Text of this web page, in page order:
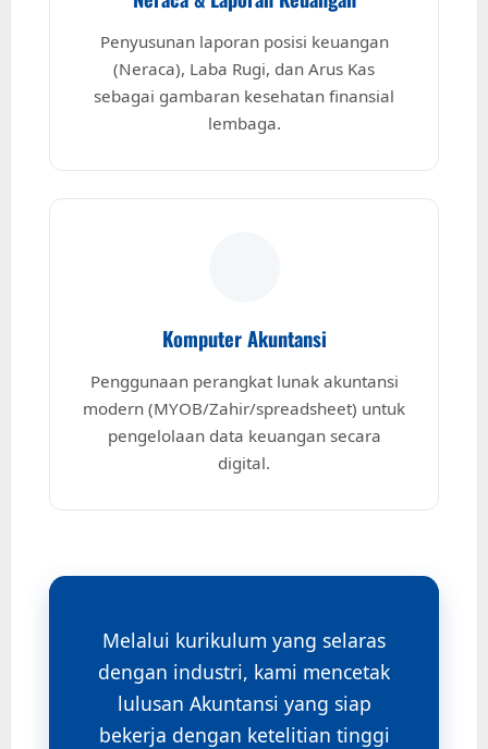
Penyusunan laporan posisi keuangan
(Neraca), Laba Rugi, dan Arus Kas
sebagai gambaran kesehatan finansial
lembaga.
Komputer Akuntansi
Penggunaan perangkat lunak akuntansi
modern (MYOB/Zahir/spreadsheet) untuk
pengelolaan data keuangan secara
digital.
Melalui kurikulum yang selaras
dengan industri, kami mencetak
lulusan Akuntansi yang siap
bekerja dengan ketelitian tinggi